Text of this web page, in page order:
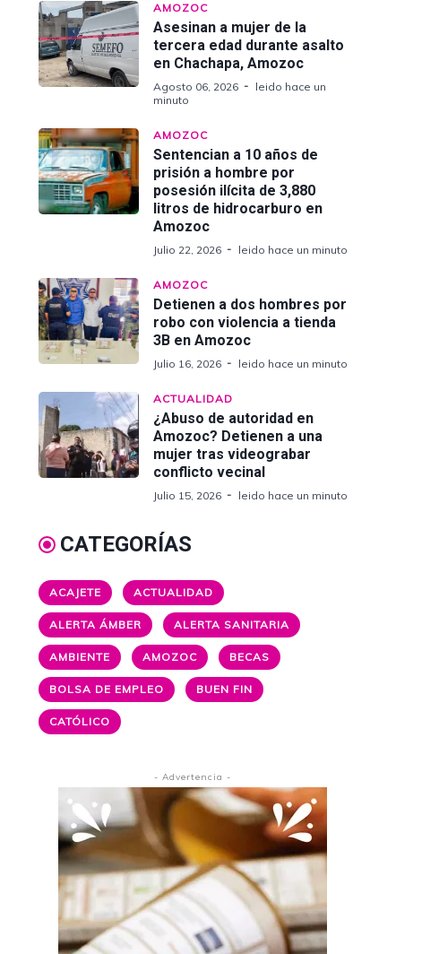
AMOZOC
Asesinan a mujer de la
tercera edad durante asalto
en Chachapa, Amozoc
Agosto 06, 2026
leido hace un
minuto
AMOZOC
Sentencian a 10 años de
prisión a hombre por
posesión ilícita de 3,880
litros de hidrocarburo en
Amozoc
Julio 22, 2026 leido hace un minuto
AMOZOC
Detienen a dos hombres por
robo con violencia a tienda
3B en Amozoc
Julio 16, 2026 leido hace un minuto
ACTUALIDAD
¿Abuso de autoridad en
Amozoc? Detienen a una
mujer tras videograbar
conflicto vecinal
Julio 15, 2026 leido hace un minuto
CATEGORÍAS
ACAJETE ACTUALIDAD
ALERTA ÁMBER ALERTA SANITARIA
AMBIENTE AMOZOC BECAS
BOLSA DE EMPLEO BUEN FIN
CATÓLICO
- Advertencia -